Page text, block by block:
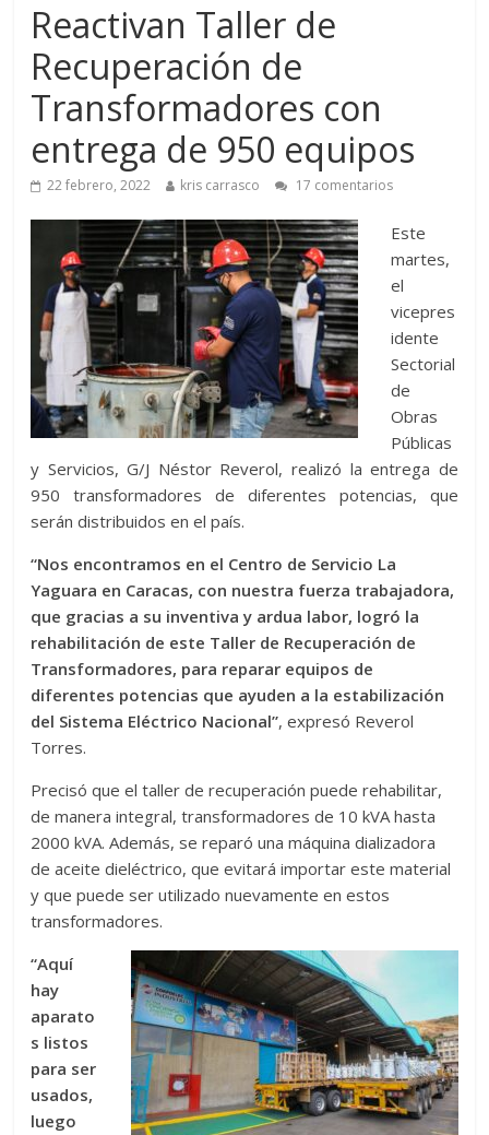
Reactivan Taller de
Recuperación de
Transformadores con
entrega de 950 equipos
22 febrero, 2022 kris carrasco 17 comentarios
Este
martes,
el
vicepres
idente
Sectorial
de
Obras
Públicas
y Servicios, G/J Néstor Reverol, realizó la entrega de
950 transformadores de diferentes potencias, que
serán distribuidos en el país.
“Nos encontramos en el Centro de Servicio La
Yaguara en Caracas, con nuestra fuerza trabajadora,
que gracias a su inventiva y ardua labor, logró la
rehabilitación de este Taller de Recuperación de
Transformadores, para reparar equipos de
diferentes potencias que ayuden a la estabilización
del Sistema Eléctrico Nacional”, expresó Reverol
Torres.
Precisó que el taller de recuperación puede rehabilitar,
de manera integral, transformadores de 10 kVA hasta
2000 kVA. Además, se reparó una máquina dializadora
de aceite dieléctrico, que evitará importar este material
y que puede ser utilizado nuevamente en estos
transformadores.
“Aquí
hay
aparato
s listos
para ser
usados,
luego